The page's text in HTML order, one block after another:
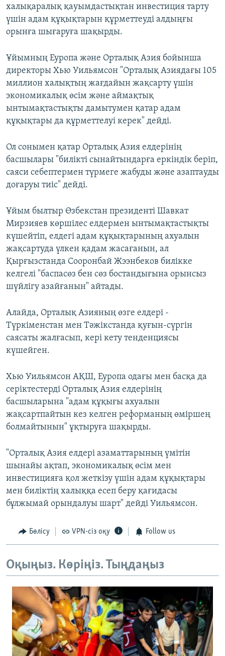
халықаралық қауымдастықтан инвестиция тарту
үшін адам құқықтарын құрметтеуді алдыңғы
орынға шығаруға шақырды.
Ұйымның Еуропа және Орталық Азия бойынша
директоры Хью Уильямсон "Орталық Азиядағы 105
миллион халықтың жағдайын жақсарту үшін
экономикалық өсім және аймақтық
ынтымақтастықты дамытумен қатар адам
құқықтары да құрметтелуі керек" дейді.
Ол сонымен қатар Орталық Азия елдерінің
басшылары "билікті сынайтындарға еркіндік беріп,
саяси себептермен түрмеге жабуды және азаптауды
доғаруы тиіс" дейді.
Ұйым былтыр Өзбекстан президенті Шавкат
Мирзияев көршілес елдермен ынтымақтастықты
күшейтіп, елдегі адам құқықтарының ахуалын
жақсартуда үлкен қадам жасағанын, ал
Қырғызстанда Сооронбай Жээнбеков билікке
келгелі "баспасөз бен сөз бостандығына орынсыз
шүйлігу азайғанын" айтады.
Алайда, Орталық Азияның өзге елдері -
Түркіменстан мен Тәжікстанда қуғын-сүргін
саясаты жалғасып, кері кету тенденциясы
күшейген.
Хью Уильямсон АҚШ, Еуропа одағы мен басқа да
серіктестерді Орталық Азия елдерінің
басшыларына "адам құқығы ахуалын
жақсартпайтын кез келген реформаның өміршең
болмайтынын" ұқтыруға шақырды.
"Орталық Азия елдері азаматтарының үмітін
шынайы ақтап, экономикалық өсім мен
инвестицияға қол жеткізу үшін адам құқықтары
мен биліктің халыққа есеп беру қағидасы
бұлжымай орындалуы шарт" дейді Уильямсон.
Бөлісу VPN-сіз оқу Follow us
Оқыңыз. Көріңіз. Тыңдаңыз